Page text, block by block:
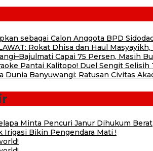
sebagai Calon Anggota BPD
Rokat Dhisa dan Haul
Capai 75 Persen, Masih
Pantai Kalitopo! Duel Sengit
Dunia Banyuwangi: Ratusan Civitas
Minta Pencuri Janur Dihukum Berat
Irigasi Bikin Pengendara Mati !